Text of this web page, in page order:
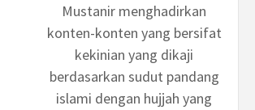
Mustanir menghadirkan
konten-konten yang bersifat
kekinian yang dikaji
berdasarkan sudut pandang
islami dengan hujjah yang